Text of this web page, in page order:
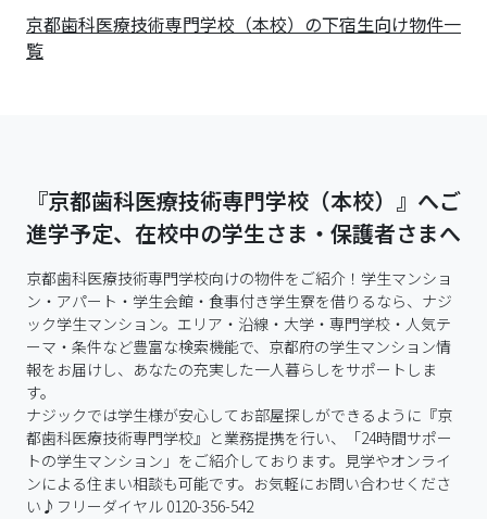
京都歯科医療技術専門学校（本校）の下宿生向け物件一
覧
『京都歯科医療技術専門学校（本校）』へご
進学予定、在校中の学生さま・保護者さまへ
京都歯科医療技術専門学校向けの物件をご紹介！学生マンショ
ン・アパート・学生会館・食事付き学生寮を借りるなら、ナジ
ック学生マンション。エリア・沿線・大学・専門学校・人気テ
ーマ・条件など豊富な検索機能で、京都府の学生マンション情
報をお届けし、あなたの充実した一人暮らしをサポートしま
す。
ナジックでは学生様が安心してお部屋探しができるように『京
都歯科医療技術専門学校』と業務提携を行い、「24時間サポー
トの学生マンション」をご紹介しております。見学やオンライ
ンによる住まい相談も可能です。お気軽にお問い合わせくださ
い♪フリーダイヤル 0120-356-542